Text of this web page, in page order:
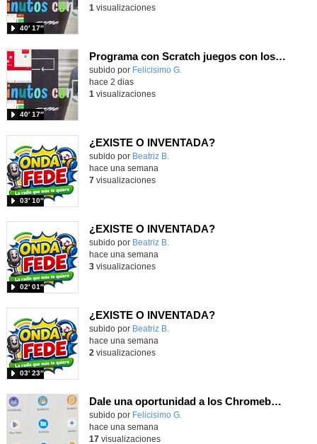
40′ 17″
1 visualizaciones
Programa con Scratch juegos con los partidos del mundial 2026 ganados por España
Contenido educativo.
subido por Felicisimo G.
40′ 17″
hace 2 dias
1 visualizaciones
¿EXISTE O INVENTADA?
Contenido educativo.
subido por Beatriz B.
03′ 10″
hace una semana
7visualizaciones
¿EXISTE O INVENTADA?
Contenido educativo.
subido por Beatriz B.
02′ 01″
hace una semana
3visualizaciones
¿EXISTE O INVENTADA?
Contenido educativo.
subido por Beatriz B.
03′ 23″
hace una semana
2 visualizaciones
Dale una oportunidad a los Chromebooks y utiliza un proyector para realizar talleres si no tienes pantallas táctiles
Contenido educativo.
subido por Felicisimo G.
hace una semana
17visualizaciones